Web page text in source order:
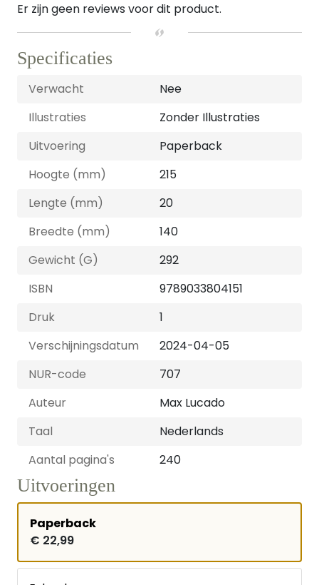
Er zijn geen reviews voor dit product.
Specificaties
Verwacht
Nee
Illustraties
Zonder Illustraties
Uitvoering
Paperback
Hoogte (mm)
215
Lengte (mm)
20
Breedte (mm)
140
Gewicht (G)
292
ISBN
9789033804151
Druk
1
Verschijningsdatum
2024-04-05
NUR-code
707
Auteur
Max Lucado
Taal
Nederlands
Aantal pagina's
240
Uitvoeringen
Paperback
€ 22,99